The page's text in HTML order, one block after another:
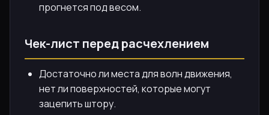
прогнется под весом.
Чек-лист перед расчехлением
Достаточно ли места для волн движения,
нет ли поверхностей, которые могут
зацепить штору.